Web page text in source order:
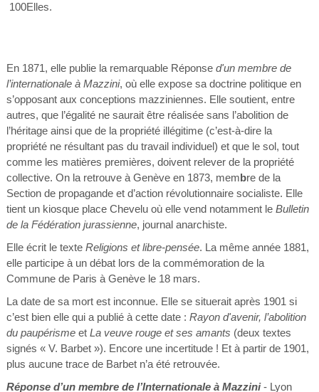
100Elles.
En 1871, elle publie la remarquable Réponsed'un membre de
l’internationale à Mazzini, où elle expose sa doctrine politique en
s’opposant aux conceptions mazziniennes. Elle soutient, entre
autres, que l’égalité ne saurait être réalisée sans l’abolition de
l’héritage ainsi que de la propriété illégitime (c’est-à-dire la
propriété ne résultant pas du travail individuel) et que le sol, tout
comme les matières premières, doivent relever de la propriété
collective. On la retrouve à Genève en 1873, membre de la
Section de propagande et d’action révolutionnaire socialiste. Elle
tient un kiosque place Chevelu où elle vend notamment le Bulletin
de la Fédération jurassienne, journal anarchiste.
Elle écrit le texte Religions et libre-pensée. La même année 1881,
elle participe à un débat lors de la commémoration de la
Commune de Paris à Genève le 18 mars.
La date de sa mort est inconnue. Elle se situerait après 1901 si
c’est bien elle qui a publié à cette date : Rayon d'avenir, l’abolition
du paupérismeet La veuve rouge et ses amants (deux textes
signés « V. Barbet »). Encore une incertitude ! Et à partir de 1901,
plus aucune trace de Barbet n’a été retrouvée.
Réponse d’un membre de l’Internationale à Mazzini- Lyon